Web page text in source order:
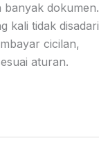
banyak dokumen.
kali tidak disadari
cicilan,
aturan.